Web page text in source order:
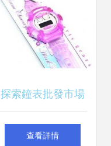
探索鐘表批發市場
從家居計時到潮流
查看詳情